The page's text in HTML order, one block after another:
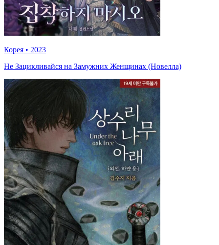
Корея • 2023
Не Зацикливайся на Замужних Женщинах (Новелла)